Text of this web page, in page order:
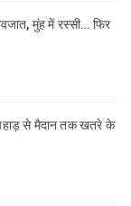
मुंह में रस्सी… फिर
पहाड़ से मैदान तक खतरे के